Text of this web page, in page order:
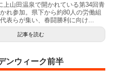
上山田温泉で開かれている第34回青
れ参加。県下から約80人の労働組
表らが集い、春闘勝利に向け...
記事を読む
ンウィーク前半